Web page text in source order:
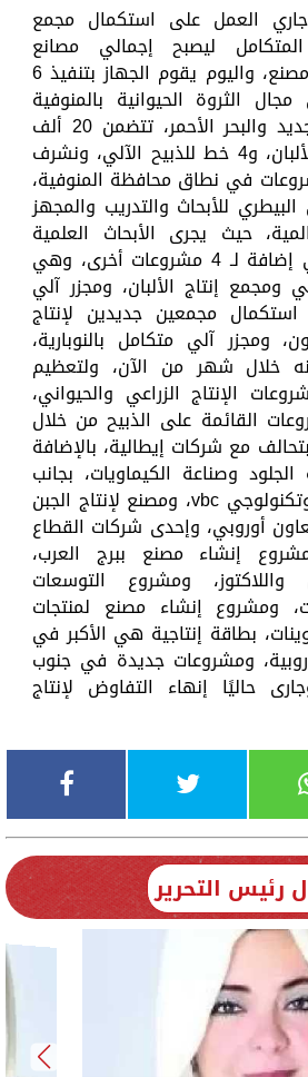
العمل على استكمال مجمع
المتكامل ليصبح إجمالي مصانع
الأسمدة حوالى 22 مصنع، واليوم يقوم الجهاز بتنفيذ 6
الثروة الحيوانية بالمنوفية
والبحيرة والوادي الجديد والبحر الأحمر، تتضمن 20 ألف
رأس ماشية لإنتاج الألبان، و4 خط للذبيح الآلي، ونشرف
في نطاق محافظة المنوفية،
البيطري للأبحاث والتدريب والمجهز
حيث يجرى الأبحاث العلمية
بكليات الطب البيطري إضافة لـ 4 مشروعات أخرى، وهي
ومجمع إنتاج الألبان، ومجزر آلي
مجمعين جديدين لإنتاج
ومجزر آلي متكامل بالنوبارية،
خلال شهر من الآن، ولتعظيم
الإنتاج الزراعي والحيواني،
القائمة على الذبيح من خلال
مع شركات إيطالية، بالإضافة
وصناعة الكيماويات، بجانب
مدينة اللقاحات والبيوتكنولوجي vbc، ومصنع لإنتاج الجبن
أوروبي، وإحدى شركات القطاع
إنشاء مصنع ببرج العرب،
واللاكتوز، ومشروع التوسعات
ومشروع إنشاء مصنع لمنتجات
بطاقة إنتاجية هي الأكبر في
ومشروعات جديدة في جنوب
حاليًا إنهاء التفاوض لإنتاج
رئيس التحرير